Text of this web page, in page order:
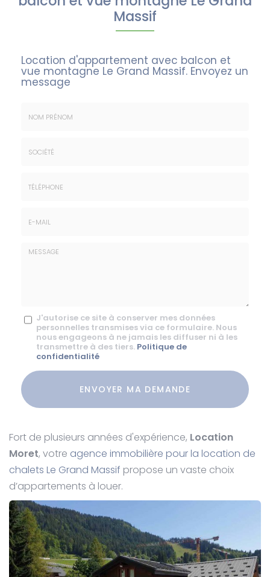
Massif
Location d'appartement avec balcon et
vue montagne Le Grand Massif. Envoyez un
message
Message
J'autorise ce site à conserver mes données
personnelles transmises via ce formulaire. Nous
nous engageons à ne jamais les diffuser ni à les
transmettre à des tiers. Politique de
confidentialité
Acceptation
RGPD
*
ENVOYER MA DEMANDE
Fort de plusieurs années d'expérience, Location
Moret, votre agence immobilière pour la location de
chalets Le Grand Massif propose un vaste choix
d’appartements à louer.